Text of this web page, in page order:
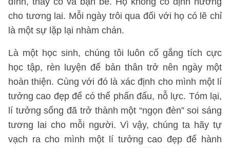
cho tương lai. Mỗi ngày trôi qua đối với họ có lẽ chỉ
là một sự lặp lại nhàm chán.
Là một học sinh, chúng tôi luôn cố gắng tích cực
học tập, rèn luyện để bản thân trở nên ngày một
hoàn thiện. Cùng với đó là xác định cho mình một lí
tưởng cao đẹp để có thể phấn đấu, nỗ lực. Tóm lại,
lí tưởng sống đã trở thành một “ngọn đèn” soi sáng
tương lai cho mỗi người. Vì vậy, chúng ta hãy tự
vạch ra cho mình một lí tưởng cao đẹp để hành